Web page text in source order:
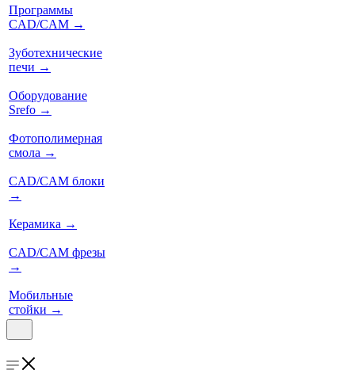
Программы
CAD/CAM →
Зуботехнические
печи →
Оборудование
Srefo →
Фотополимерная
смола →
CAD/CAM блоки
→
Керамика →
CAD/CAM фрезы
→
Мобильные
стойки →